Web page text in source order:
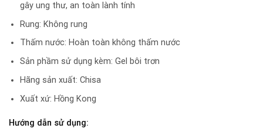
gây ung thư, an toàn lành tính
Rung: Không rung
Thấm nước: Hoàn toàn không thấm nước
Sản phầm sử dụng kèm: Gel bôi trơn
Hãng sản xuất: Chisa
Xuất xứ: Hồng Kong
Hướng dẫn sử dụng: